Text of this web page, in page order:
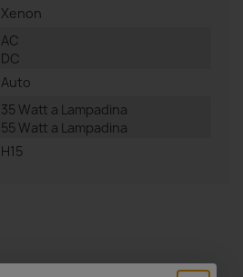
Xenon
AC
DC
Auto
35 Watt a Lampadina
55 Watt a Lampadina
H15